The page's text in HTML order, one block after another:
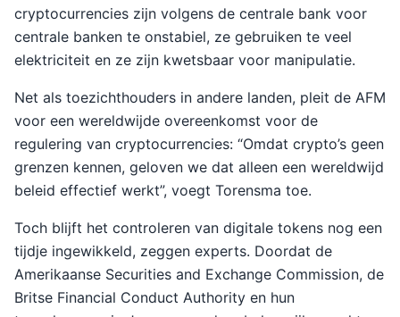
cryptocurrencies zijn volgens de centrale bank voor
centrale banken te onstabiel, ze gebruiken te veel
elektriciteit en ze zijn kwetsbaar voor manipulatie.
Net als toezichthouders in andere landen, pleit de AFM
voor een wereldwijde overeenkomst voor de
regulering van cryptocurrencies: “Omdat crypto’s geen
grenzen kennen, geloven we dat alleen een wereldwijd
beleid effectief werkt”, voegt Torensma toe.
Toch blijft het controleren van digitale tokens nog een
tijdje ingewikkeld, zeggen experts. Doordat de
Amerikaanse Securities and Exchange Commission, de
Britse Financial Conduct Authority en hun